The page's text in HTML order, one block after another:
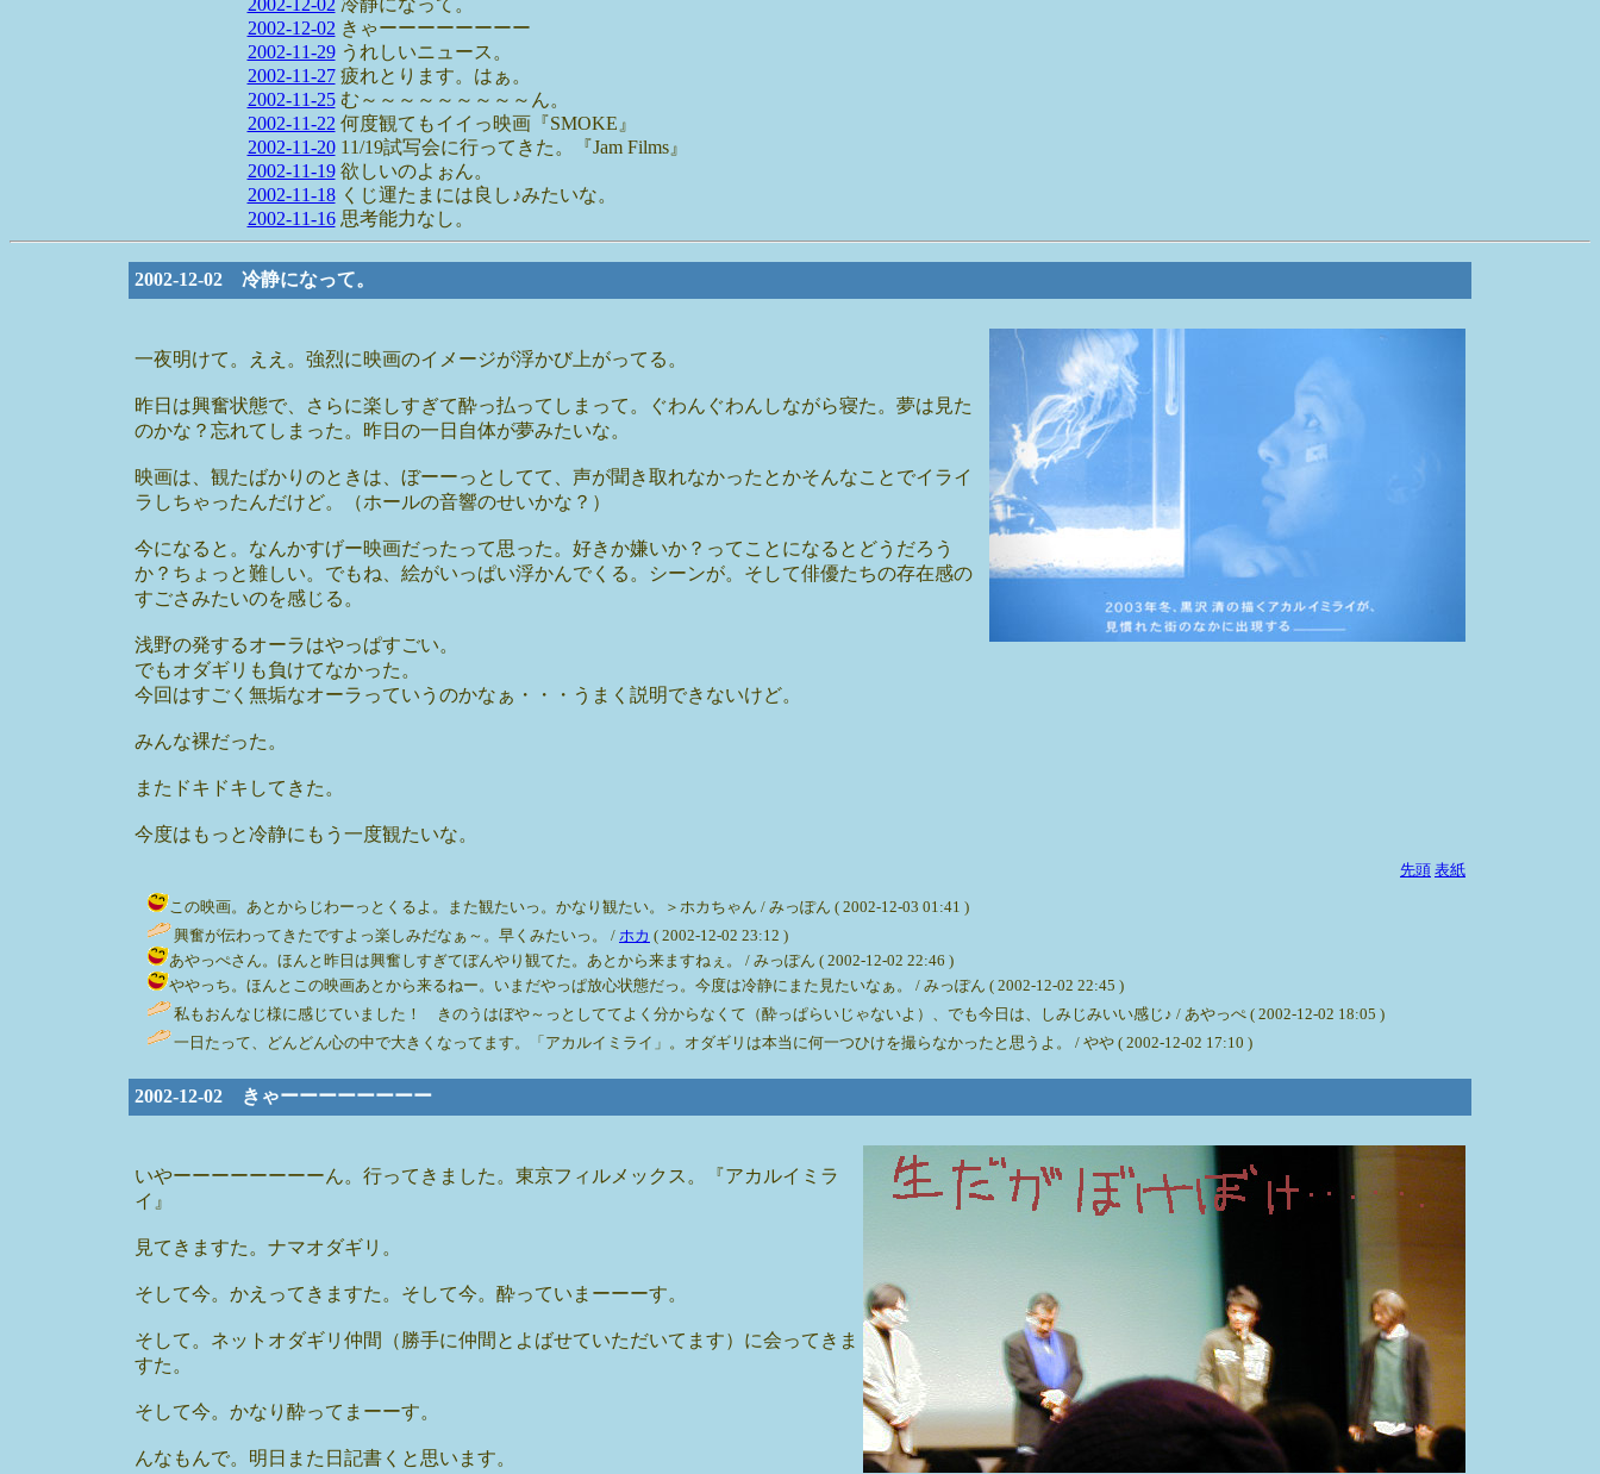
2002-12-02 冷静になって。
2002-12-02 きゃーーーーーーーー
2002-11-29うれしいニュース。
2002-11-27疲れとります。はぁ。
2002-11-25む～～～～～～～～～ん。
2002-11-22 何度観てもイイっ映画『SMOKE』
2002-11-2011/19試写会に行ってきた。『Jam Films』
2002-11-19欲しいのよぉん。
2002-11-18くじ運たまには良し♪みたいな。
2002-11-16思考能力なし。
2002-12-02 冷静になって。
一夜明けて。ええ。強烈に映画のイメージが浮かび上がってる。
昨日は興奮状態で、さらに楽しすぎて酔っ払ってしまって。ぐわんぐわんしながら寝た。夢は見た
のかな？忘れてしまった。昨日の一日自体が夢みたいな。
映画は、観たばかりのときは、ぼーーっとしてて、声が聞き取れなかったとかそんなことでイライ
ラしちゃったんだけど。（ホールの音響のせいかな？）
今になると。なんかすげー映画だったって思った。好きか嫌いか？ってことになるとどうだろう
か？ちょっと難しい。でもね、絵がいっぱい浮かんでくる。シーンが。そして俳優たちの存在感の
すごさみたいのを感じる。
浅野の発するオーラはやっぱすごい。
でもオダギリも負けてなかった。
今回はすごく無垢なオーラっていうのかなぁ・・・うまく説明できないけど。
みんな裸だった。
またドキドキしてきた。
今度はもっと冷静にもう一度観たいな。
先頭 表紙
この映画。あとからじわーっとくるよ。また観たいっ。かなり観たい。＞ホカちゃん / みっぽん ( 2002-12-03 01:41 )
興奮が伝わってきたですよっ楽しみだなぁ～。早くみたいっ。 / ホカ ( 2002-12-02 23:12 )
あやっぺさん。ほんと昨日は興奮しすぎてぼんやり観てた。あとから来ますねぇ。 / みっぽん ( 2002-12-02 22:46 )
ややっち。ほんとこの映画あとから来るねー。いまだやっぱ放心状態だっ。今度は冷静にまた見たいなぁ。 / みっぽん ( 2002-12-02 22:45 )
私もおんなじ様に感じていました！ きのうはぼや～っとしててよく分からなくて（酔っぱらいじゃないよ）、でも今日は、しみじみいい感じ♪ / あやっぺ ( 2002-12-02 18:05 )
一日たって、どんどん心の中で大きくなってます。「アカルイミライ」。オダギリは本当に何一つひけを撮らなかったと思うよ。 / やや ( 2002-12-02 17:10 )
2002-12-02 きゃーーーーーーーー
いやーーーーーーーーん。行ってきました。東京フィルメックス。『アカルイミラ
イ』
見てきますた。ナマオダギリ。
そして今。かえってきますた。そして今。酔っていまーーーす。
そして。ネットオダギリ仲間（勝手に仲間とよばせていただいてます）に会ってきま
すた。
そして今。かなり酔ってまーーす。
んなもんで。明日また日記書くと思います。